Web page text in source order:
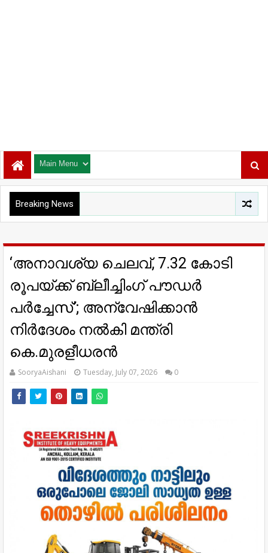
Breaking News
‘അനാവശ്യ ചെലവ്, 7.32 കോടി
രൂപയ്ക്ക് ബ്ലീച്ചിംഗ് പൗഡർ
പർച്ചേസ്’; അന്വേഷിക്കാൻ
നിർദേശം നൽകി മന്ത്രി
കെ.മുരളീധരൻ
SooryaAishani Tuesday, July 07, 2026 0